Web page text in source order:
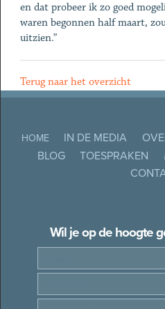
en dat probeer ik zo goed
waren begonnen half maart,
uitzien.”
Terug naar het overzicht
HOME IN DE MEDIA
BLOG
TOESPRAKEN
Wil je op de hoogte